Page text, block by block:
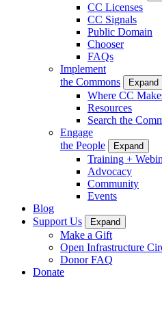
CC Licenses
CC Signals
Public Domain
Chooser
FAQs
Implement
the Commons
Expand
Where CC
Resources
Search the
Engage
the People
Expand
Training +
Advocacy
Community
Events
Blog
Support Us
Expand
Make a Gift
Open Infrastructure
Donor FAQ
Donate